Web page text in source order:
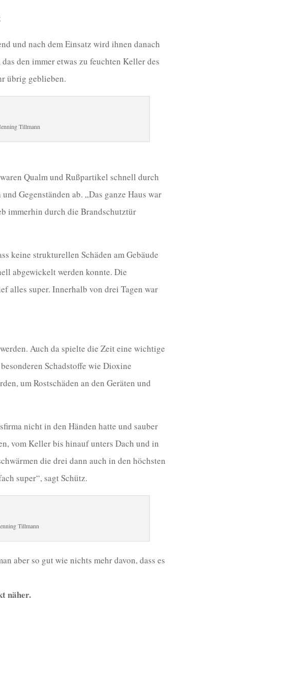
und nach dem Einsatz wird ihnen danach
den immer etwas zu feuchten Keller des
übrig geblieben.
Tillmann
Qualm und Rußpartikel schnell durch
Gegenständen ab. „Das ganze Haus war
immerhin durch die Brandschutztür
keine strukturellen Schäden am Gebäude
abgewickelt werden konnte. Die
alles super. Innerhalb von drei Tagen war
Auch da spielte die Zeit eine wichtige
Schadstoffe wie Dioxine
um Rostschäden an den Geräten und
nicht in den Händen hatte und sauber
vom Keller bis hinauf unters Dach und in
die drei dann auch in den höchsten
super“, sagt Schütz.
Tillmann
aber so gut wie nichts mehr davon, dass es
näher.